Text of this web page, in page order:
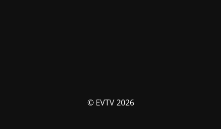
© EVTV 2026